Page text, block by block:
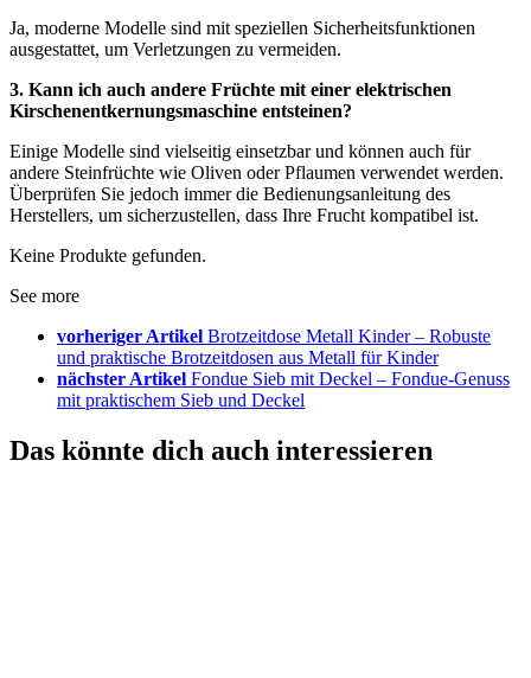
Ja, moderne Modelle sind mit speziellen Sicherheitsfunktionen
ausgestattet, um Verletzungen zu vermeiden.
3. Kann ich auch andere Früchte mit einer elektrischen
Kirschenentkernungsmaschine entsteinen?
Einige Modelle sind vielseitig einsetzbar und können auch für
andere Steinfrüchte wie Oliven oder Pflaumen verwendet werden.
Überprüfen Sie jedoch immer die Bedienungsanleitung des
Herstellers, um sicherzustellen, dass Ihre Frucht kompatibel ist.
Keine Produkte gefunden.
See more
vorheriger Artikel Brotzeitdose Metall Kinder – Robuste
und praktische Brotzeitdosen aus Metall für Kinder
nächster Artikel Fondue Sieb mit Deckel – Fondue-Genuss
mit praktischem Sieb und Deckel
Das könnte dich auch interessieren